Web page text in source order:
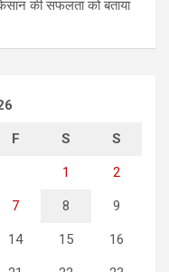
की सफलता को बताया
F S S
1 2
7 8 9
14 15 16